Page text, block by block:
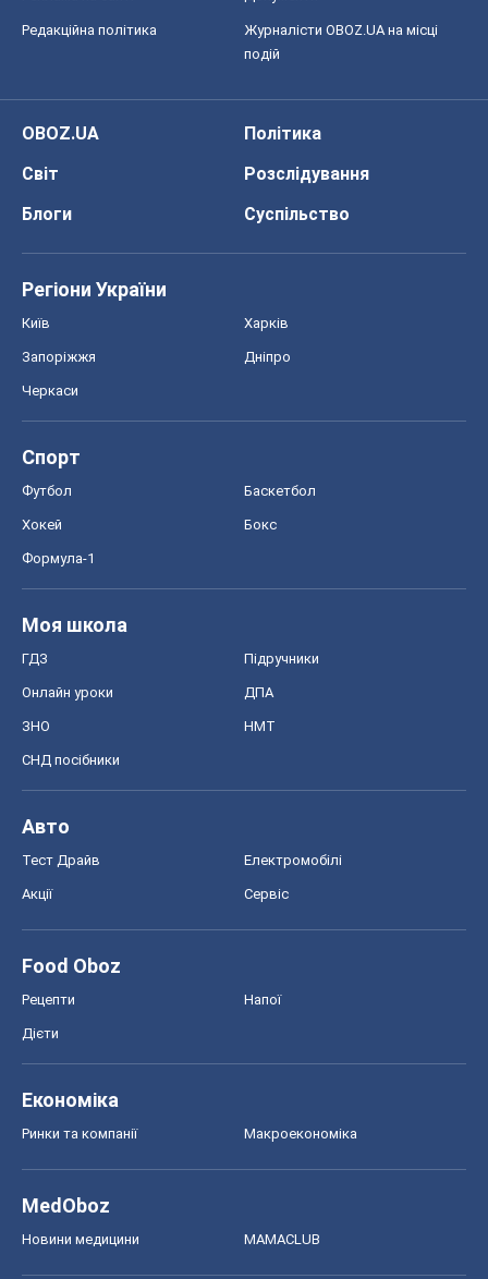
Редакційна політика
Журналісти OBOZ.UA на місці
подій
OBOZ.UA
Політика
Світ
Розслідування
Блоги
Суспільство
Регіони України
Київ Харків
Запоріжжя Дніпро
Черкаси
Спорт
Футбол Баскетбол
Хокей Бокс
Формула-1
Моя школа
ГДЗ Підручники
Онлайн уроки ДПА
ЗНО НМТ
СНД посібники
Авто
Тест Драйв Електромобілі
Акції Сервіс
Food Oboz
Рецепти Напої
Дієти
Економіка
Ринки та компанії Макроекономіка
MedOboz
Новини медицини MAMACLUB